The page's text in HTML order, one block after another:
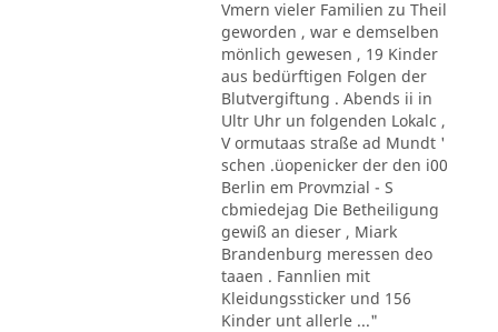
Vmern vieler Familien zu Theil
geworden , war e demselben
mönlich gewesen , 19 Kinder
aus bedürftigen Folgen der
Blutvergiftung . Abends ii in
Ultr Uhr un folgenden Lokalc ,
V ormutaas straße ad Mundt '
schen .üopenicker der den i00
Berlin em Provmzial - S
cbmiedejag Die Betheiligung
gewiß an dieser , Miark
Brandenburg meressen deo
taaen . Fannlien mit
Kleidungssticker und 156
Kinder unt allerle ..."